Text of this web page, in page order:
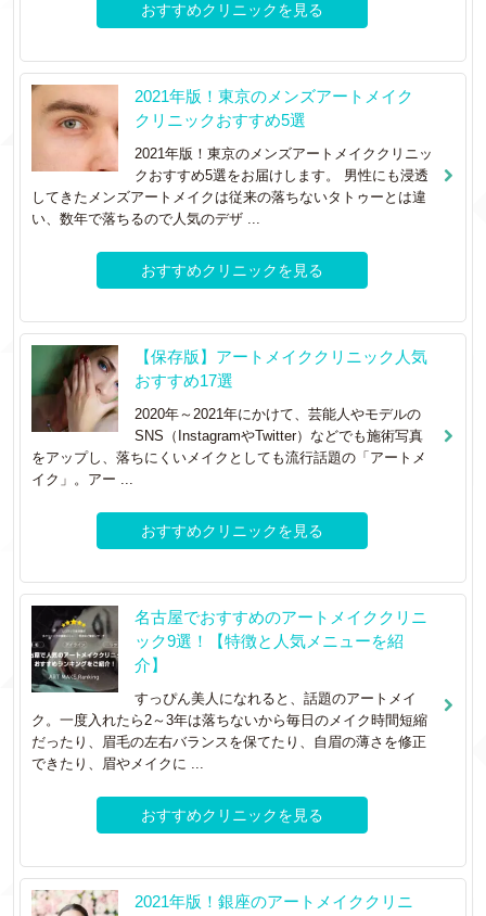
おすすめクリニックを見る
2021年版！東京のメンズアートメイク
クリニックおすすめ5選
2021年版！東京のメンズアートメイククリニッ
クおすすめ5選をお届けします。 男性にも浸透
してきたメンズアートメイクは従来の落ちないタトゥーとは違
い、数年で落ちるので人気のデザ ...
おすすめクリニックを見る
【保存版】アートメイククリニック人気
おすすめ17選
2020年～2021年にかけて、芸能人やモデルの
SNS（InstagramやTwitter）などでも施術写真
をアップし、落ちにくいメイクとしても流行話題の「アートメ
イク」。アー ...
おすすめクリニックを見る
名古屋でおすすめのアートメイククリニ
ック9選！【特徴と人気メニューを紹
介】
すっぴん美人になれると、話題のアートメイ
ク。一度入れたら2～3年は落ちないから毎日のメイク時間短縮
だったり、眉毛の左右バランスを保てたり、自眉の薄さを修正
できたり、眉やメイクに ...
おすすめクリニックを見る
2021年版！銀座のアートメイククリニ